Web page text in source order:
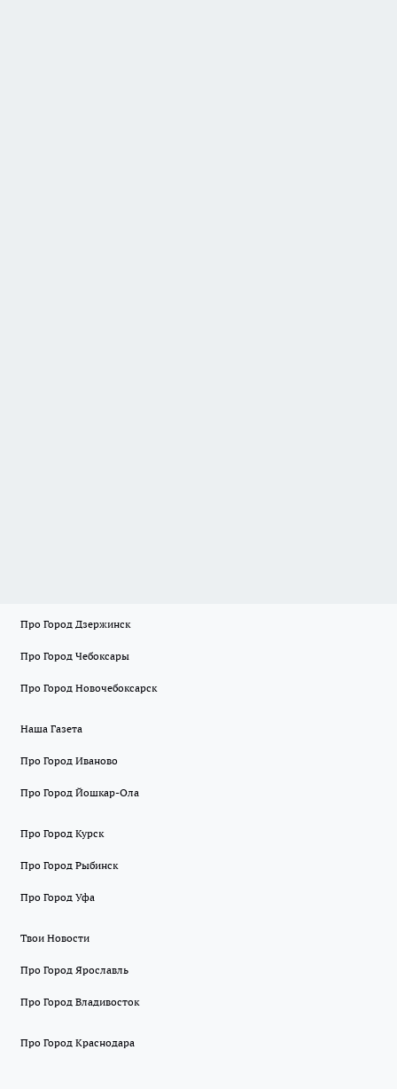
Про Город Дзержинск
Про Город Чебоксары
Про Город Новочебоксарск
Наша Газета
Про Город Иваново
Про Город Йошкар-Ола
Про Город Курск
Про Город Рыбинск
Про Город Уфа
Твои Новости
Про Город Ярославль
Про Город Владивосток
Про Город Краснодара